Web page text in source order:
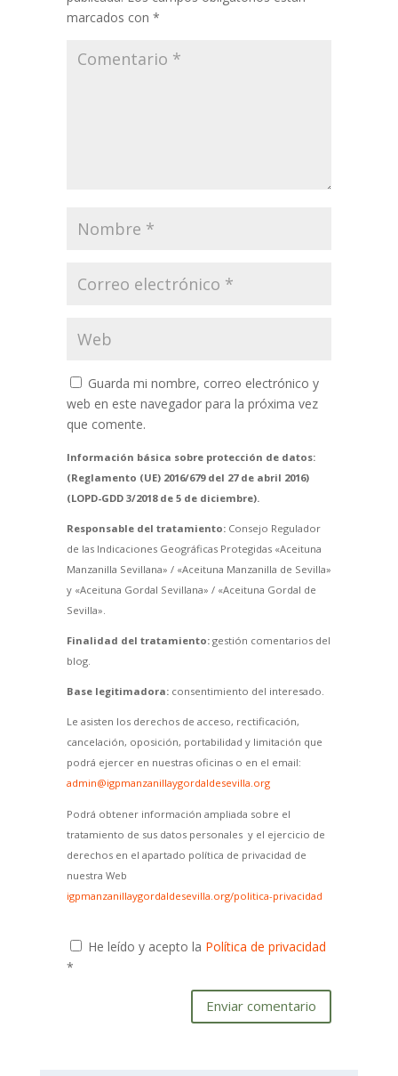
marcados con *
Guarda mi nombre, correo electrónico y
web en este navegador para la próxima vez
que comente.
Información básica sobre protección de datos:
(Reglamento (UE) 2016/679 del 27 de abril 2016)
(LOPD-GDD 3/2018 de 5 de diciembre).
Responsable del tratamiento:Consejo Regulador
de las Indicaciones Geográficas Protegidas «Aceituna
Manzanilla Sevillana» / «Aceituna Manzanilla de Sevilla»
y «Aceituna Gordal Sevillana» / «Aceituna Gordal de
Sevilla».
Finalidad del tratamiento:gestión comentarios del
blog.
Base legitimadora:consentimiento del interesado.
Le asisten los derechos de acceso, rectificación,
cancelación, oposición, portabilidad y limitación que
podrá ejercer en nuestras oficinas o en el email:
admin@igpmanzanillaygordaldesevilla.org
Podrá obtener información ampliada sobre el
tratamiento de sus datos personales y el ejercicio de
derechos en el apartado política de privacidad de
nuestra Web
igpmanzanillaygordaldesevilla.org/politica-privacidad
He leído y acepto la Política de privacidad
*
Enviar comentario